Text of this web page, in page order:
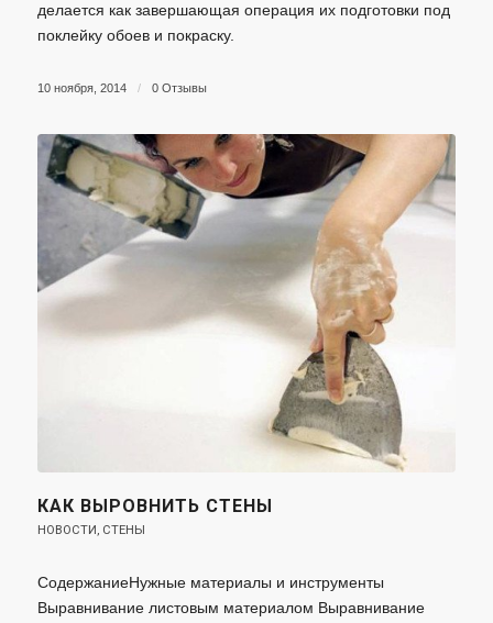
делается как завершающая операция их подготовки под
поклейку обоев и покраску.
10 ноября, 2014 / 0 Отзывы
КАК ВЫРОВНИТЬ СТЕНЫ
НОВОСТИ , СТЕНЫ
СодержаниеНужные материалы и инструменты
Выравнивание листовым материалом Выравнивание